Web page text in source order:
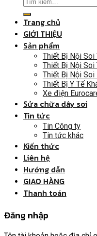
Trang chủ
GIỚI THIỆU
Sản phẩm
Thiết Bị Nội Soi
Thiết Bị Nội Soi
Thiết Bị Nội Soi
Thiết Bị Y Tế
Xe điện
Sửa chữa dây soi
Tin tức
Tin Công ty
Tin tức khác
Kiến thức
Liên hệ
Hướng dẫn
GIAO HÀNG
Thanh toán
Đăng nhập